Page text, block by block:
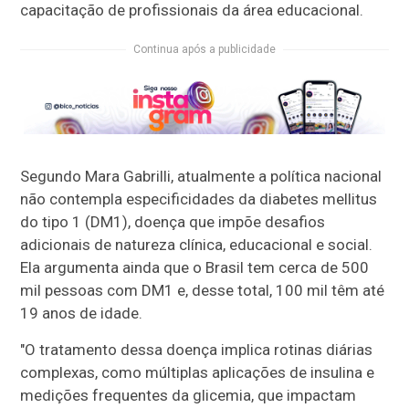
capacitação de profissionais da área educacional.
Continua após a publicidade
Segundo Mara Gabrilli, atualmente a política nacional
não contempla especificidades da diabetes mellitus
do tipo 1 (DM1), doença que impõe desafios
adicionais de natureza clínica, educacional e social.
Ela argumenta ainda que o Brasil tem cerca de 500
mil pessoas com DM1 e, desse total, 100 mil têm até
19 anos de idade.
"O tratamento dessa doença implica rotinas diárias
complexas, como múltiplas aplicações de insulina e
medições frequentes da glicemia, que impactam